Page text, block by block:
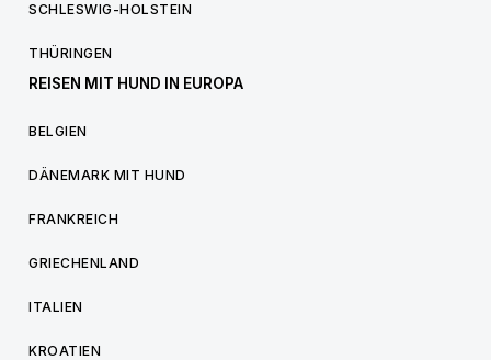
SCHLESWIG-HOLSTEIN
THÜRINGEN
REISEN MIT HUND IN EUROPA
BELGIEN
DÄNEMARK MIT HUND
FRANKREICH
GRIECHENLAND
ITALIEN
KROATIEN